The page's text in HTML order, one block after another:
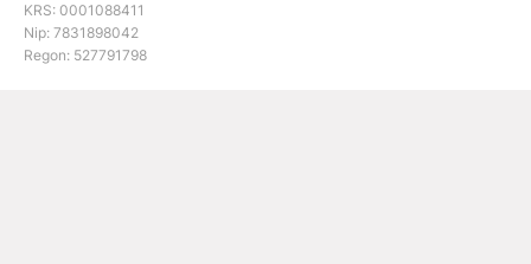
KRS: 0001088411
Nip: 7831898042
Regon: 527791798